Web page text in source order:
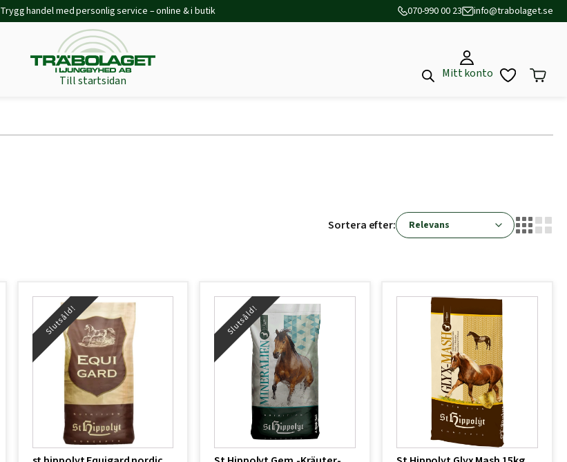
Trygg handel med personlig service – online & i butik 070-990 00 23 info@trabolaget.se
Till startsidan
Mitt konto
Sortera efter:
Slutsåld! Slutsåld!